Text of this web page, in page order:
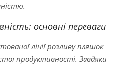
основні переваги
лінії розливу пляшок
продуктивності. Завдяки